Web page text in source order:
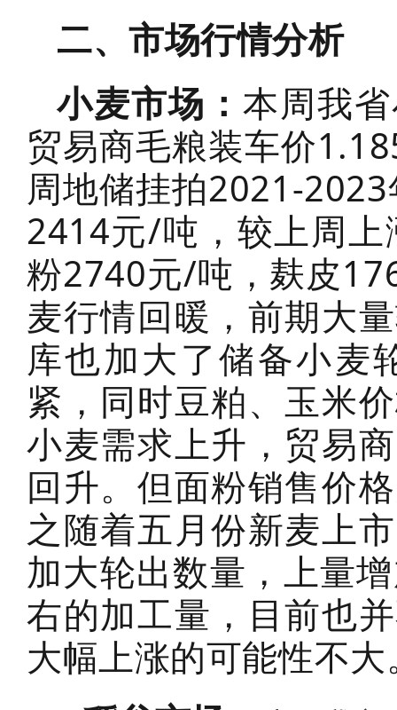
二、市场行情分析
小麦市场： 本周我
贸易商毛粮装车价
周地储挂拍2021-
2414元/吨，较上周
粉2740元/吨，麸皮
麦行情回暖，前期大
库也加大了储备小麦
紧，同时豆粕、玉米
小麦需求上升，贸易
回升。但面粉销售价
之随着五月份新麦上
加大轮出数量，上量
右的加工量，目前也
大幅上涨的可能性不大